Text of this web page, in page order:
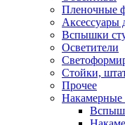
Пленочные
Аксессуары
Вспышки
Осветители
Стойки,
Прочее
Накамерные